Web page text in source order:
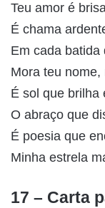
Teu amor é
É chama
Em cada batida
Mora teu nome,
É sol que brilha
O abraço que
É poesia que
Minha estrela
17 – Carta